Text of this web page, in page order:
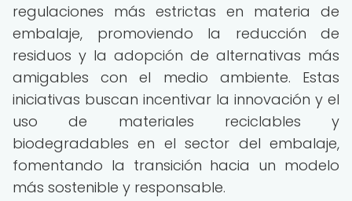
regulaciones más estrictas en materia de
embalaje, promoviendo la reducción de
residuos y la adopción de alternativas más
amigables con el medio ambiente. Estas
iniciativas buscan incentivar la innovación y el
uso de materiales reciclables y
biodegradables en el sector del embalaje,
fomentando la transición hacia un modelo
más sostenible y responsable.